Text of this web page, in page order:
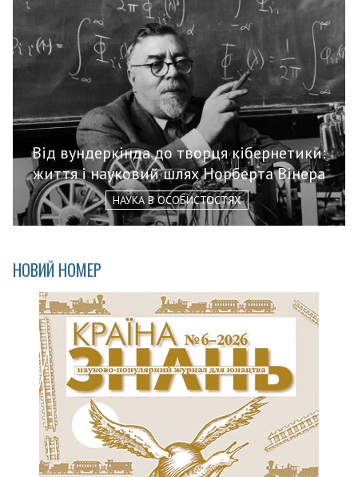
Від вундеркінда до творця кібернетики:
життя і науковий шлях Норберта Вінера
НАУКА В ОСОБИСТОСТЯХ
НОВИЙ НОМЕР